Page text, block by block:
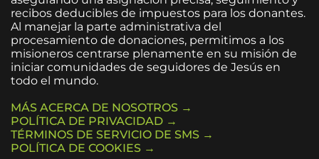
recibos deducibles de impuestos para los donantes.
Al manejar la parte administrativa del
procesamiento de donaciones, permitimos a los
misioneros centrarse plenamente en su misión de
iniciar comunidades de seguidores de Jesús en
todo el mundo.
MÁS ACERCA DE NOSOTROS →
POLÍTICA DE PRIVACIDAD →
TÉRMINOS DE SERVICIO DE SMS →
POLÍTICA DE COOKIES →